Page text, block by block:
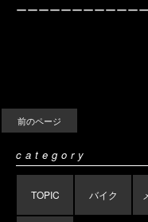
ーーーーーーーーーーー
前のページ
category
TOPIC バイク